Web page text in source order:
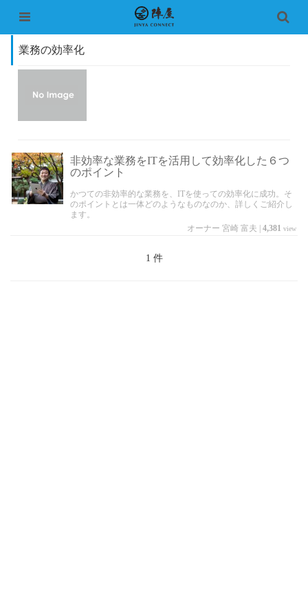
業務の効率化
非効率な業務をITを活用して効率化した６つ
のポイント
かつての非効率的な業務を、ITを使っての効率化に成功。そ
のポイントとは一体どのようなものなのか、詳しくご紹介し
ます。
オーナー 宮崎 富夫
4,381 view
1 件